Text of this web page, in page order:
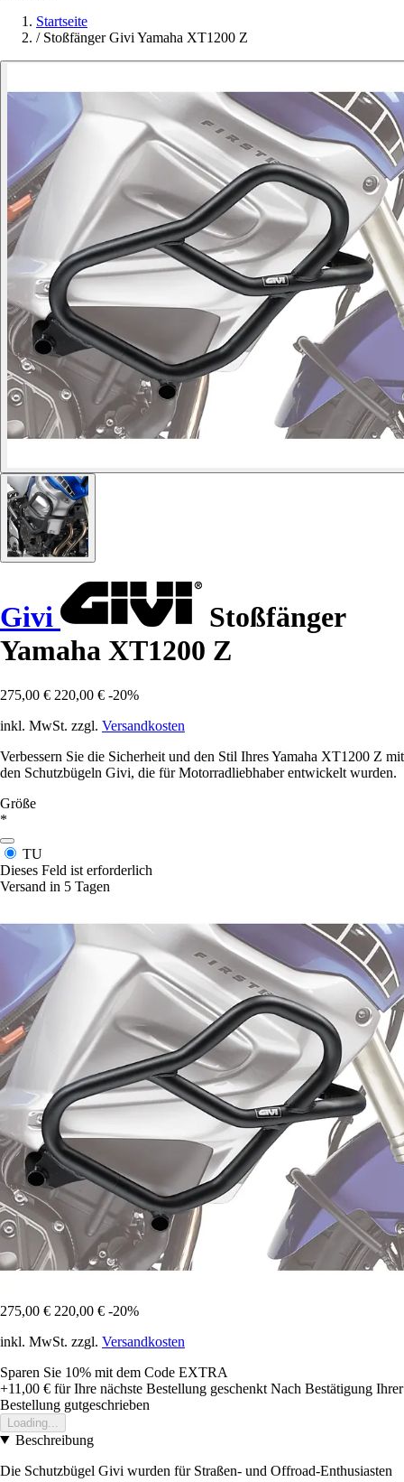
Startseite
/ Stoßfänger Givi Yamaha XT1200 Z
Givi
Stoßfänger
Yamaha XT1200 Z
275,00 € 220,00 € -20%
inkl. MwSt. zzgl. Versandkosten
Verbessern Sie die Sicherheit und den Stil Ihres Yamaha XT1200 Z mit
den Schutzbügeln Givi, die für Motorradliebhaber entwickelt wurden.
Größe
*
TU
Dieses Feld ist erforderlich
Versand in 5 Tagen
275,00 € 220,00 € -20%
inkl. MwSt. zzgl. Versandkosten
Sparen Sie 10% mit dem Code EXTRA
+11,00 € für Ihre nächste Bestellung geschenkt Nach Bestätigung Ihrer
Bestellung gutgeschrieben
Loading...
Beschreibung
Die Schutzbügel Givi wurden für Straßen- und Offroad-Enthusiasten